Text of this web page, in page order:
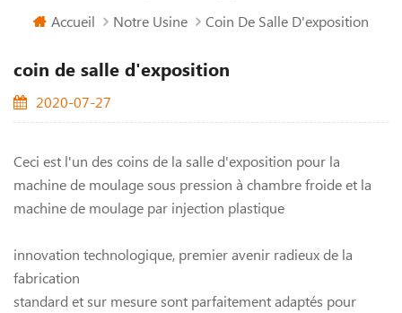
Accueil Notre Usine Coin De Salle D'exposition
coin de salle d'exposition
2020-07-27
Ceci est l'un des coins de la salle d'exposition pour la
machine de moulage sous pression à chambre froide et la
machine de moulage par injection plastique
innovation technologique, premier avenir radieux de la
fabrication
standard et sur mesure sont parfaitement adaptés pour